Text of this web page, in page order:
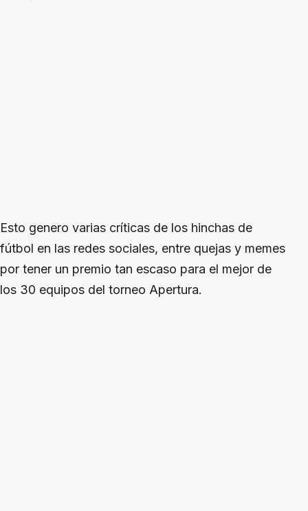
Esto genero varias críticas de los hinchas de
fútbol en las redes sociales, entre quejas y memes
por tener un premio tan escaso para el mejor de
los 30 equipos del torneo Apertura.